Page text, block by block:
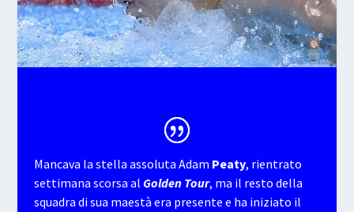
​Mancava la stella assoluta Adam Peaty, rientrato
settimana scorsa al Golden Tour, ma il resto della
squadra di sua maestà era presente e ha iniziato il